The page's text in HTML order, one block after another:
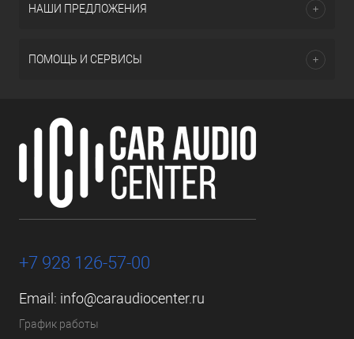
НАШИ ПРЕДЛОЖЕНИЯ
ПОМОЩЬ И СЕРВИСЫ
+7 928 126-57-00
Email: info@caraudiocenter.ru
График работы